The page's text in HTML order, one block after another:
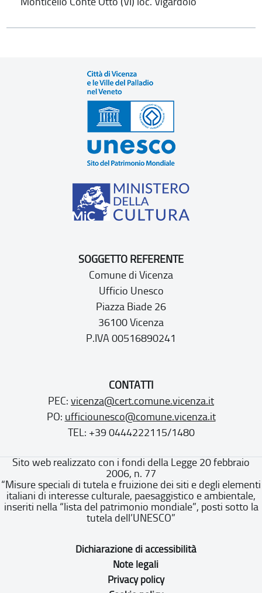
SOGGETTO REFERENTE
Comune di Vicenza
Ufficio Unesco
Piazza Biade 26
36100 Vicenza
P.IVA 00516890241
CONTATTI
PEC: vicenza@cert.comune.vicenza.it
PO: ufficiounesco@comune.vicenza.it
TEL: +39 0444222115/1480
Sito web realizzato con i fondi della Legge 20 febbraio
2006, n. 77
“Misure speciali di tutela e fruizione dei siti e degli elementi
italiani di interesse culturale, paesaggistico e ambientale,
inseriti nella “lista del patrimonio mondiale”, posti sotto la
tutela dell’UNESCO”
Dichiarazione di accessibilità
Note legali
Privacy policy